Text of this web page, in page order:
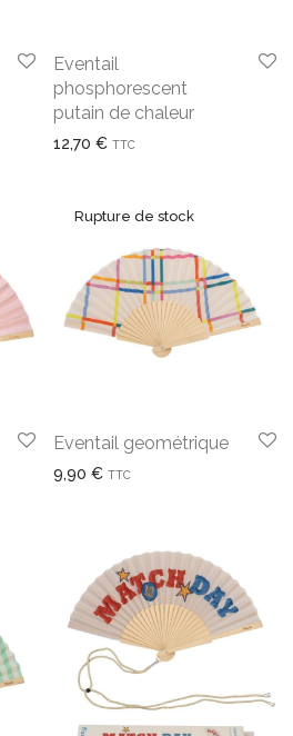
Eventail
phosphorescent
putain de chaleur
12,70 € TTC
Eventail geométrique
9,90 € TTC